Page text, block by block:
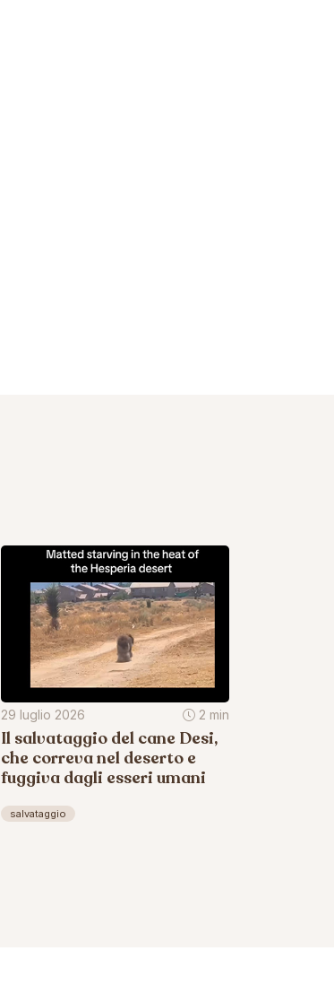
29 luglio 2026 2 min
Il salvataggio del cane Desi,
che correva nel deserto e
fuggiva dagli esseri umani
salvataggio